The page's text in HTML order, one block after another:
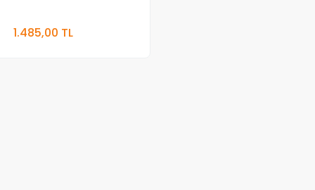
1.485,00 TL